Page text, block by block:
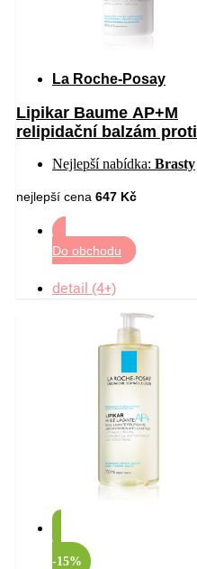
La Roche-Posay
Lipikar Baume AP+M
relipidační balzám proti
pokožky 400 ml
Nejlepší nabídka: Brasty
nejlepší cena 647 Kč
Do obchodu
detail (4+)
-15%